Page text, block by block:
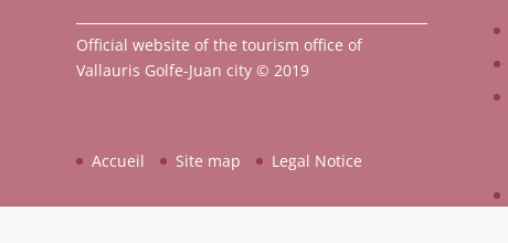
Official website of the tourism office of
Vallauris Golfe-Juan city © 2019
Accueil Site map Legal Notice